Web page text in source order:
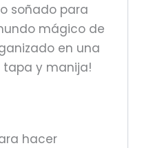
soñado para
mágico de
en una
y manija!
hacer